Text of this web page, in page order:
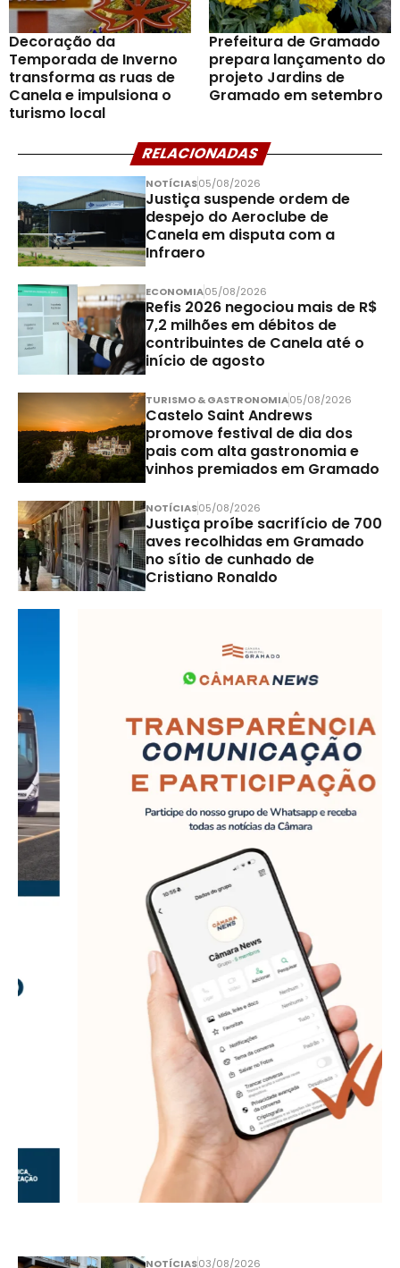
Decoração da
Temporada de Inverno
transforma as ruas de
Canela e impulsiona o
turismo local
Prefeitura de Gramado
prepara lançamento do
projeto Jardins de
Gramado em setembro
RELACIONADAS
NOTÍCIAS05/08/2026
Justiça suspende ordem de
despejo do Aeroclube de
Canela em disputa com a
Infraero
ECONOMIA05/08/2026
Refis 2026 negociou mais de R$
7,2 milhões em débitos de
contribuintes de Canela até o
início de agosto
TURISMO & GASTRONOMIA05/08/2026
Castelo Saint Andrews
promove festival de dia dos
pais com alta gastronomia e
vinhos premiados em Gramado
NOTÍCIAS05/08/2026
Justiça proíbe sacrifício de 700
aves recolhidas em Gramado
no sítio de cunhado de
Cristiano Ronaldo
NOTÍCIAS03/08/2026